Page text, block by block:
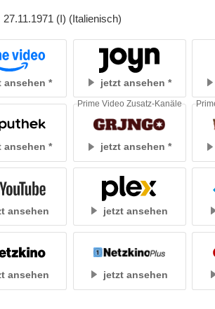
27.11.1971 (I) (Italienisch)
ansehen jetzt ansehen
ansehen jetzt ansehen
Prime Video Zusatz-Kanäle
ansehen jetzt ansehen
ansehen jetzt ansehen